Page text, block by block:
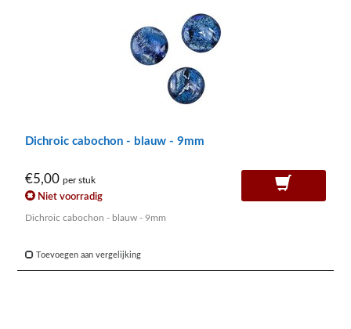
Dichroic cabochon - blauw - 9mm
€5,00 per stuk
Niet voorradig
Dichroic cabochon - blauw - 9mm
Toevoegen aan vergelijking